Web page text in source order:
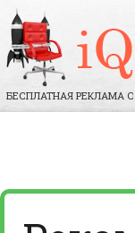
БЕСПЛАТНАЯ РЕКЛАМА